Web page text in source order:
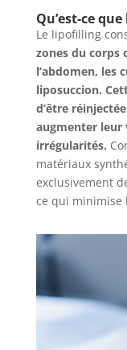
Qu’est-ce
Le lipofilling
zones du corps
l’abdomen, les
liposuccion.
d’être
augmenter leur
irrégularités.
matériaux
exclusivement
ce qui minimise